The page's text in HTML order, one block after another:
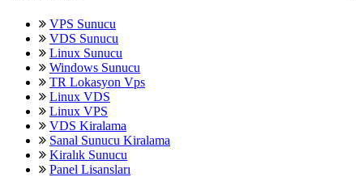
VPS Sunucu
VDS Sunucu
Linux Sunucu
Windows Sunucu
TR Lokasyon Vps
Linux VDS
Linux VPS
VDS Kiralama
Sanal Sunucu Kiralama
Kiralık Sunucu
Panel Lisansları